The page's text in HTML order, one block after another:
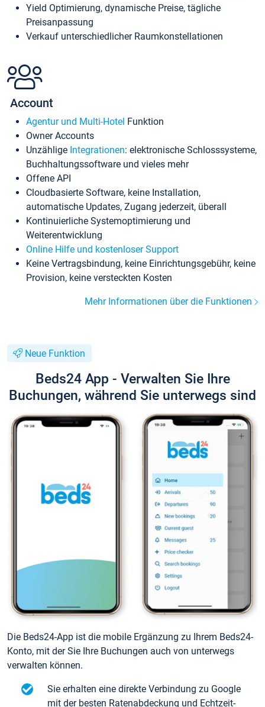
Yield Optimierung, dynamische Preise, tägliche
Preisanpassung
Verkauf unterschiedlicher Raumkonstellationen
Account
Agentur und Multi-Hotel Funktion
Owner Accounts
Unzählige Integrationen: elektronische Schlosssysteme,
Buchhaltungssoftware und vieles mehr
Offene API
Cloudbasierte Software, keine Installation,
automatische Updates, Zugang jederzeit, überall
Kontinuierliche Systemoptimierung und
Weiterentwicklung
Online Hilfe und kostenloser Support
Keine Vertragsbindung, keine Einrichtungsgebühr, keine
Provision, keine versteckten Kosten
Mehr Informationen über die Funktionen
Neue Funktion
Beds24 App - Verwalten Sie Ihre
Buchungen, während Sie unterwegs sind
Die Beds24-App ist die mobile Ergänzung zu Ihrem Beds24-
Konto, mit der Sie Ihre Buchungen auch von unterwegs
verwalten können.
Sie erhalten eine direkte Verbindung zu Google
mit der besten Ratenabdeckung und Echtzeit-